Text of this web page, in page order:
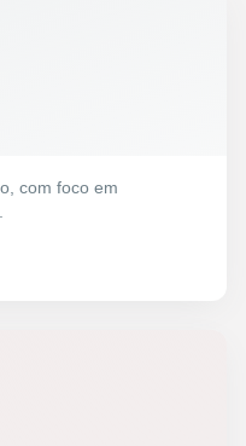
com foco em